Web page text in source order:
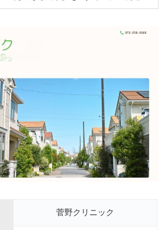
菅野クリニック